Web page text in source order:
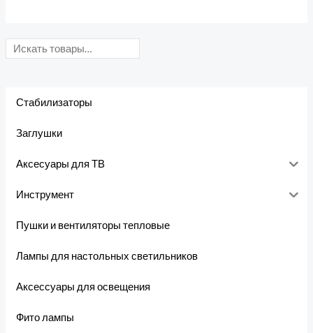
Стабилизаторы
Заглушки
Аксесуары для ТВ
Инструмент
Пушки и вентиляторы тепловые
Лампы для настольных светильников
Аксессуары для освещения
Фито лампы